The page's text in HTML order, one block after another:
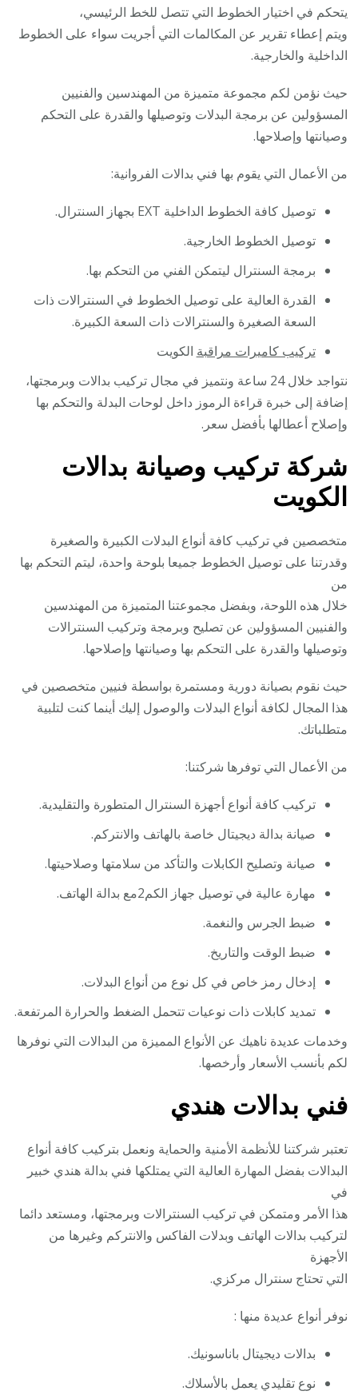
يتحكم في اختيار الخطوط التي تتصل للخط الرئيسي،
ويتم إعطاء تقرير عن المكالمات التي أجريت سواء على الخطوط
الداخلية والخارجية.
حيث نؤمن لكم مجموعة متميزة من المهندسين والفنيين
المسؤولين عن برمجة البدلات وتوصيلها والقدرة على التحكم
وصيانتها وإصلاحها.
من الأعمال التي يقوم بها فني بدالات الفروانية:
توصيل كافة الخطوط الداخلية EXT بجهاز السنترال.
توصيل الخطوط الخارجية.
برمجة السنترال ليتمكن الفني من التحكم بها.
القدرة العالية على توصيل الخطوط في السنترالات ذات
السعة الصغيرة والسنترالات ذات السعة الكبيرة.
تركيب كاميرات مراقبة الكويت
نتواجد خلال 24 ساعة ونتميز في مجال تركيب بدالات وبرمجتها،
إضافة إلى خبرة قراءة الرموز داخل لوحات البدلة والتحكم بها
وإصلاح أعطالها بأفضل سعر.
شركة تركيب وصيانة بدالات
الكويت
متخصصين في تركيب كافة أنواع البدلات الكبيرة والصغيرة
وقدرتنا على توصيل الخطوط جميعا بلوحة واحدة، ليتم التحكم بها
من
خلال هذه اللوحة، وبفضل مجموعتنا المتميزة من المهندسين
والفنيين المسؤولين عن تصليح وبرمجة وتركيب السنترالات
وتوصيلها والقدرة على التحكم بها وصيانتها وإصلاحها.
حيث نقوم بصيانة دورية ومستمرة بواسطة فنيين متخصصين في
هذا المجال لكافة أنواع البدلات والوصول إليك أينما كنت لتلبية
متطلباتك.
من الأعمال التي توفرها شركتنا:
تركيب كافة أنواع أجهزة السنترال المتطورة والتقليدية.
صيانة بدالة ديجيتال خاصة بالهاتف والانتركم.
صيانة وتصليح الكابلات والتأكد من سلامتها وصلاحيتها.
مهارة عالية في توصيل جهاز الكم2مع بدالة الهاتف.
ضبط الجرس والنغمة.
ضبط الوقت والتاريخ.
إدخال رمز خاص في كل نوع من أنواع البدلات.
تمديد كابلات ذات نوعيات تتحمل الضغط والحرارة المرتفعة.
وخدمات عديدة ناهيك عن الأنواع المميزة من البدالات التي نوفرها
لكم بأنسب الأسعار وأرخصها.
فني بدالات هندي
تعتبر شركتنا للأنظمة الأمنية والحماية ونعمل بتركيب كافة أنواع
البدالات بفضل المهارة العالية التي يمتلكها فني بدالة هندي خبير
في
هذا الأمر ومتمكن في تركيب السنترالات وبرمجتها، ومستعد دائما
لتركيب بدالات الهاتف وبدلات الفاكس والانتركم وغيرها من
الأجهزة
التي تحتاج سنترال مركزي.
نوفر أنواع عديدة منها :
بدالات ديجيتال باناسونيك.
نوع تقليدي يعمل بالأسلاك.